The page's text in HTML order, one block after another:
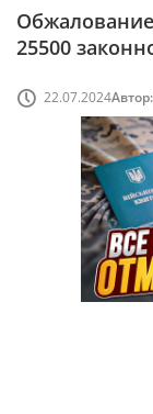
25500
22.07.2024Автор: